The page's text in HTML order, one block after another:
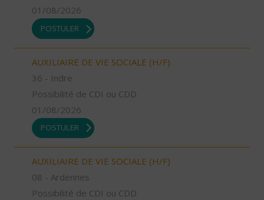
01/08/2026
POSTULER
AUXILIAIRE DE VIE SOCIALE (H/F)
36 - Indre
Possibilité de CDI ou CDD
01/08/2026
POSTULER
AUXILIAIRE DE VIE SOCIALE (H/F)
08 - Ardennes
Possibilité de CDI ou CDD